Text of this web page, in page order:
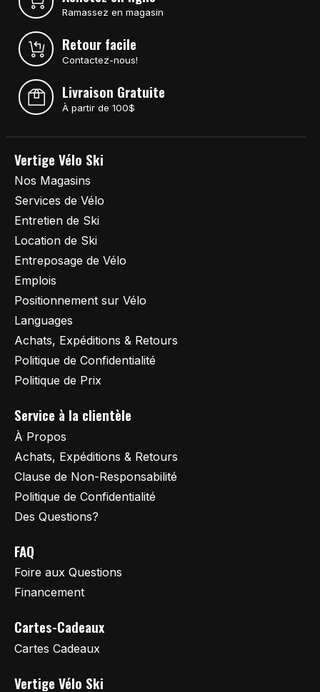
Ramassez en magasin
Retour facile
Contactez-nous!
Livraison Gratuite
À partir de 100$
Vertige Vélo Ski
Nos Magasins
Services de Vélo
Entretien de Ski
Location de Ski
Entreposage de Vélo
Emplois
Positionnement sur Vélo
Languages
Achats, Expéditions & Retours
Politique de Confidentialité
Politique de Prix
Service à la clientèle
À Propos
Achats, Expéditions & Retours
Clause de Non-Responsabilité
Politique de Confidentialité
Des Questions?
FAQ
Foire aux Questions
Financement
Cartes-Cadeaux
Cartes Cadeaux
Vertige Vélo Ski